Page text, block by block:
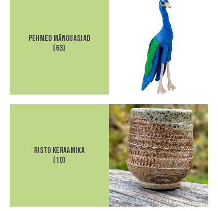
Pehmed mänguasjad
(63)
Risto Keraamika
(10)